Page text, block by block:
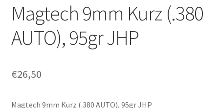
Magtech 9mm Kurz (.380
AUTO), 95gr JHP
€26,50
Magtech 9mm Kurz (.380 AUTO), 95gr JHP